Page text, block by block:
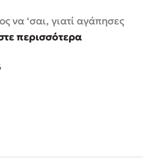
να ‘σαι, γιατί αγάπησες
περισσότερα